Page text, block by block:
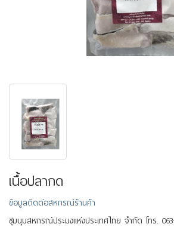
เนื้อปลากด
ข้อมูลติดต่อสหกรณ์ร้านค้า
ชุมนุมสหกรณ์ประมงแห่งประเทศไทย จำกัด โทร.